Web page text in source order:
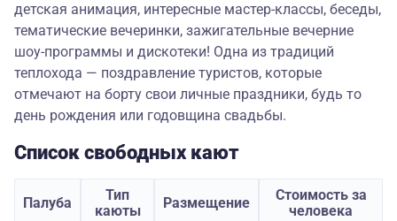
детская анимация, интересные мастер-классы, беседы,
тематические вечеринки, зажигательные вечерние
шоу-программы и дискотеки! Одна из традиций
теплохода — поздравление туристов, которые
отмечают на борту свои личные праздники, будь то
день рождения или годовщина свадьбы.
Список свободных кают
Палуба
Тип
каюты
Размещение
Стоимость за
человека